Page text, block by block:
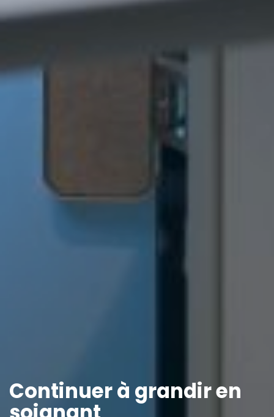
Continuer à grandir en